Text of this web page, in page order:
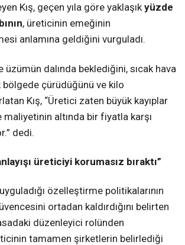
Kış, geçen yıla göre yaklaşıkyüzde
, üreticinin emeğinin
anlamına geldiğini vurguladı.
dalında beklediğini, sıcak hava
çürüdüğünü ve kilo
Kış, “Üretici zaten büyük kayıplar
maliyetinin altında bir fiyatla karşı
dedi.
üreticiyi korumasız bıraktı”
uyguladığı özelleştirme politikalarının
ortadan kaldırdığını belirten
düzenleyici rolünden
tamamen şirketlerin belirlediği